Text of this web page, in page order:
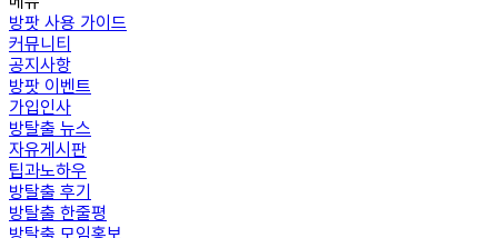
방팟 사용 가이드
커뮤니티
공지사항
방팟 이벤트
가입인사
방탈출 뉴스
자유게시판
팁과노하우
방탈출 후기
방탈출 한줄평